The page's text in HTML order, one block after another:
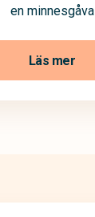
en minnesgåva
Läs mer